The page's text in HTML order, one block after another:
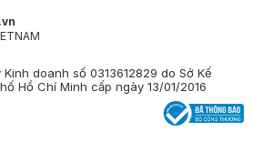
doanh số 0313612829 do Sở Kế
Hồ Chí Minh cấp ngày 13/01/2016